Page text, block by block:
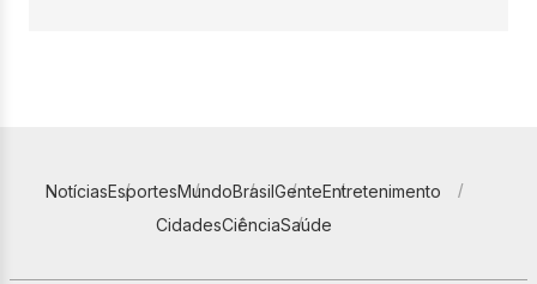
NotíciasEsportesMundoBrasilGenteEntretenimento
CidadesCiênciaSaúde